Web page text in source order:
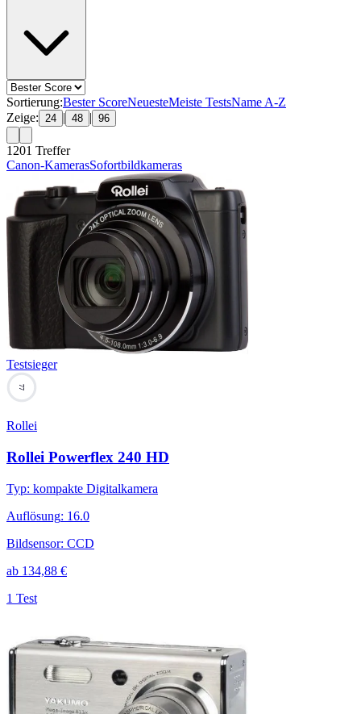
Sortierung:Bester ScoreNeuesteMeiste TestsName A-Z
Zeige: 24 | 48 | 96
1201 Treffer
Canon-KamerasSofortbildkameras
Testsieger
77
Rollei
Rollei Powerflex 240 HD
Typ: kompakte Digitalkamera
Auflösung: 16.0
Bildsensor: CCD
ab 134,88 €
1 Test